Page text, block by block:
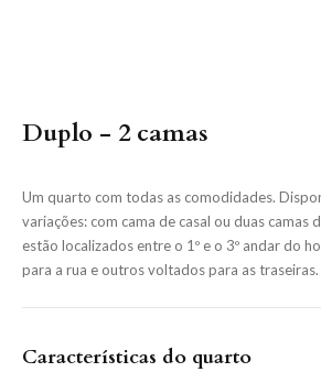
Duplo - 2 camas
Um quarto com todas as comodidades.
variações: com cama de casal ou duas camas
estão localizados entre o 1º e o 3º andar do
para a rua e outros voltados para as traseiras.
Características do quarto